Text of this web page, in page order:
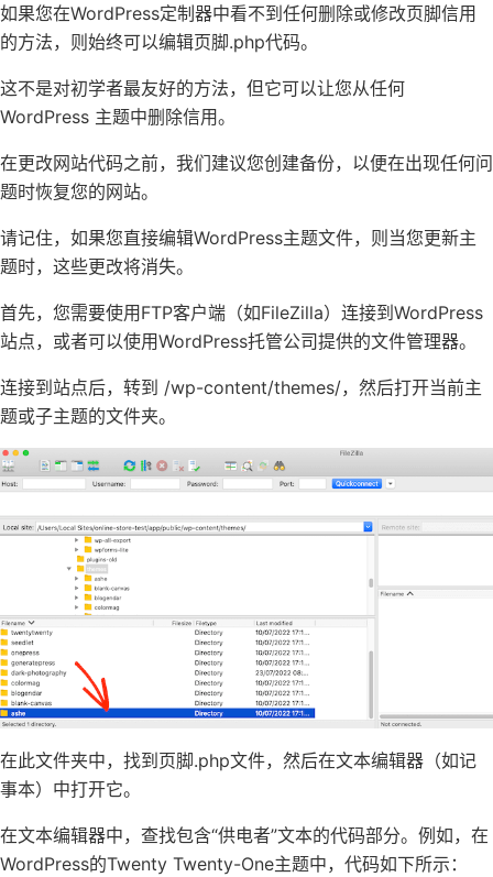
如果您在WordPress定制器中看不到任何删除或修改页脚信用
的方法，则始终可以编辑页脚.php代码。
这不是对初学者最友好的方法，但它可以让您从任何
WordPress 主题中删除信用。
在更改网站代码之前，我们建议您创建备份，以便在出现任何问
题时恢复您的网站。
请记住，如果您直接编辑WordPress主题文件，则当您更新主
题时，这些更改将消失。
首先，您需要使用FTP客户端 （如FileZilla）连接到WordPress
站点，或者可以使用WordPress托管公司提供的文件管理器。
连接到站点后，转到 /wp-content/themes/，然后打开当前主
题或子主题的文件夹。
在此文件夹中，找到页脚.php文件，然后在文本编辑器（如记
事本）中打开它。
在文本编辑器中，查找包含“供电者”文本的代码部分。例如，在
WordPress的Twenty Twenty-One主题中，代码如下所示：